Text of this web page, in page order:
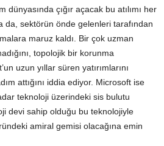
dünyasında çığır açacak bu atılımı her
da, sektörün önde gelenleri tarafından
maruz kaldı. Bir çok uzman
topolojik bir korunma
uzun yıllar süren yatırımlarını
attığını iddia ediyor. Microsoft ise
teknoloji üzerindeki sis bulutu
devi sahip olduğu bu teknolojiyle
amiral gemisi olacağına emin